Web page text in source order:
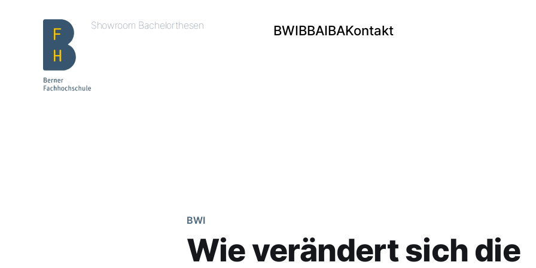
Showroom Bachelorthesen BWIBBAIBAKontakt
BWI
Wie verändert sich die